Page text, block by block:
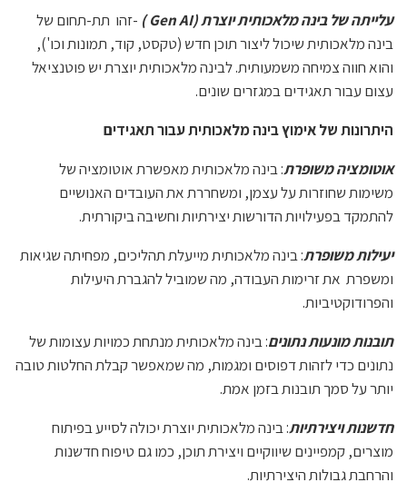
עלייתה של בינה מלאכותית יוצרת(Gen AI )
-זהו תת-תחום של
בינה מלאכותית שיכול ליצור תוכן חדש (טקסט, קוד, תמונות וכו'),
והוא חווה צמיחה משמעותית. לבינה מלאכותית יוצרת יש פוטנציאל
עצום עבור תאגידים במגזרים שונים.
היתרונות של אימוץ בינה מלאכותית עבור תאגידים
אוטומציה משופרת: בינה מלאכותית מאפשרת אוטומציה של
משימות שחוזרות על עצמן, ומשחררת את העובדים האנושיים
להתמקד בפעילויות הדורשות יצירתיות וחשיבה ביקורתית.
יעילות משופרת: בינה מלאכותית מייעלת תהליכים, מפחיתה שגיאות
ומשפרת את זרימות העבודה, מה שמוביל להגברת היעילות
והפרודוקטיביות.
תובנות מונעות נתונים: בינה מלאכותית מנתחת כמויות עצומות של
נתונים כדי לזהות דפוסים ומגמות, מה שמאפשר קבלת החלטות טובה
יותר על סמך תובנות בזמן אמת.
חדשנות ויצירתיות: בינה מלאכותית יוצרת יכולה לסייע בפיתוח
מוצרים, קמפיינים שיווקיים ויצירת תוכן, כמו גם טיפוח חדשנות
והרחבת גבולות היצירתיות.